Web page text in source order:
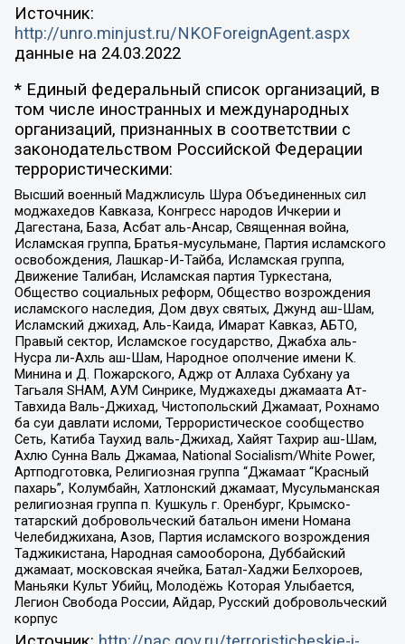
Источник:
http://unro.minjust.ru/NKOForeignAgent.aspx
данные на 24.03.2022
* Единый федеральный список организаций, в
том числе иностранных и международных
организаций, признанных в соответствии с
законодательством Российской Федерации
террористическими:
Высший военный Маджлисуль Шура Объединенных сил
моджахедов Кавказа, Конгресс народов Ичкерии и
Дагестана, База, Асбат аль-Ансар, Священная война,
Исламская группа, Братья-мусульмане, Партия исламского
освобождения, Лашкар-И-Тайба, Исламская группа,
Движение Талибан, Исламская партия Туркестана,
Общество социальных реформ, Общество возрождения
исламского наследия, Дом двух святых, Джунд аш-Шам,
Исламский джихад, Аль-Каида, Имарат Кавказ, АБТО,
Правый сектор, Исламское государство, Джабха аль-
Нусра ли-Ахль аш-Шам, Народное ополчение имени К.
Минина и Д. Пожарского, Аджр от Аллаха Субхану уа
Тагьаля SHAM, АУМ Синрике, Муджахеды джамаата Ат-
Тавхида Валь-Джихад, Чистопольский Джамаат, Рохнамо
ба суи давлати исломи, Террористическое сообщество
Сеть, Катиба Таухид валь-Джихад, Хайят Тахрир аш-Шам,
Ахлю Сунна Валь Джамаа, National Socialism/White Power,
Артподготовка, Религиозная группа “Джамаат “Красный
пахарь”, Колумбайн, Хатлонский джамаат, Мусульманская
религиозная группа п. Кушкуль г. Оренбург, Крымско-
татарский добровольческий батальон имени Номана
Челебиджихана, Азов, Партия исламского возрождения
Таджикистана, Народная самооборона, Дуббайский
джамаат, московская ячейка, Батал-Хаджи Белхороев,
Маньяки Культ Убийц, Молодёжь Которая Улыбается,
Легион Свобода России, Айдар, Русский добровольческий
корпус